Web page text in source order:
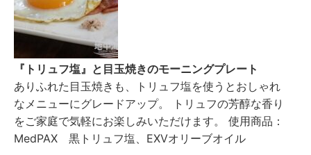
『トリュフ塩』と目玉焼きのモーニングプレート
ありふれた目玉焼きも、トリュフ塩を使うとおしゃれ
なメニューにグレードアップ。 トリュフの芳醇な香り
をご家庭で気軽にお楽しみいただけます。 使用商品：
MedPAX 黒トリュフ塩、EXVオリーブオイル